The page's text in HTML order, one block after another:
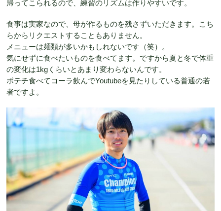
帰ってこられるので、練習のリズムは作りやすいです。
食事は実家なので、母が作るものを残さずいただきます。こち
らからリクエストすることもありません。
メニューは麺類が多いかもしれないです（笑）。
気にせずに食べたいものを食べてます。ですから夏と冬で体重
の変化は1kgくらいとあまり変わらないんです。
ポテチ食べてコーラ飲んでYoutubeを見たりしている普通の若
者ですよ。